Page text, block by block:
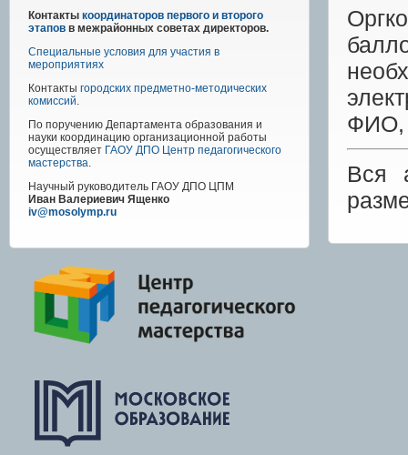
Контакты координаторов первого и второго
этапов в межрайонных советах директоров.
Специальные условия для участия в
мероприятиях
Контакты городских предметно-методических
комиссий.
По поручению Департамента образования и
науки координацию организационной работы
осуществляет ГАОУ ДПО Центр педагогического
мастерства.
Научный руководитель ГАОУ ДПО ЦПМ
Иван Валериевич Ященко
iv@mosolymp.ru
ФИО,
Вся